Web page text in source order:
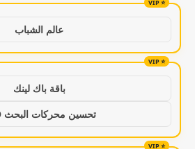
عالم الشباب
باقة باك لينك
تحسين محركات البحث SEO